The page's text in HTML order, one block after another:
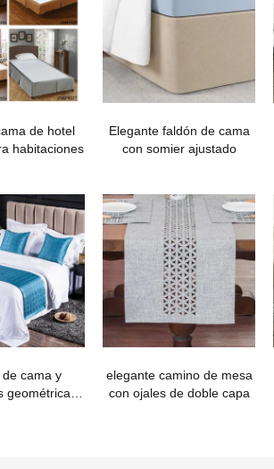
de hotel
habitaciones
Elegante faldón de cama
con somier ajustado
cama y
geométricas
elegante camino de mesa
con ojales de doble capa